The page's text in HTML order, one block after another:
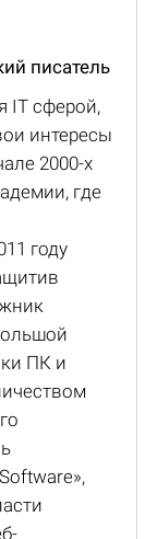
писатель
IT сферой,
интересы
2000-х
где
году
ПК и